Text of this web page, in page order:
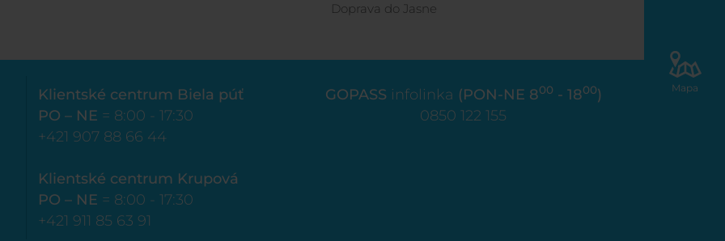
Mapa
Doprava do Jasne
Klientské centrum Biela púť
PO – NE = 8:00 - 17:30
+421 907 88 66 44
Klientské centrum Krupová
PO – NE = 8:00 - 17:30
+421 911 85 63 91
GOPASS infolinka (PON-NE 800 - 1800)
0850 122 155